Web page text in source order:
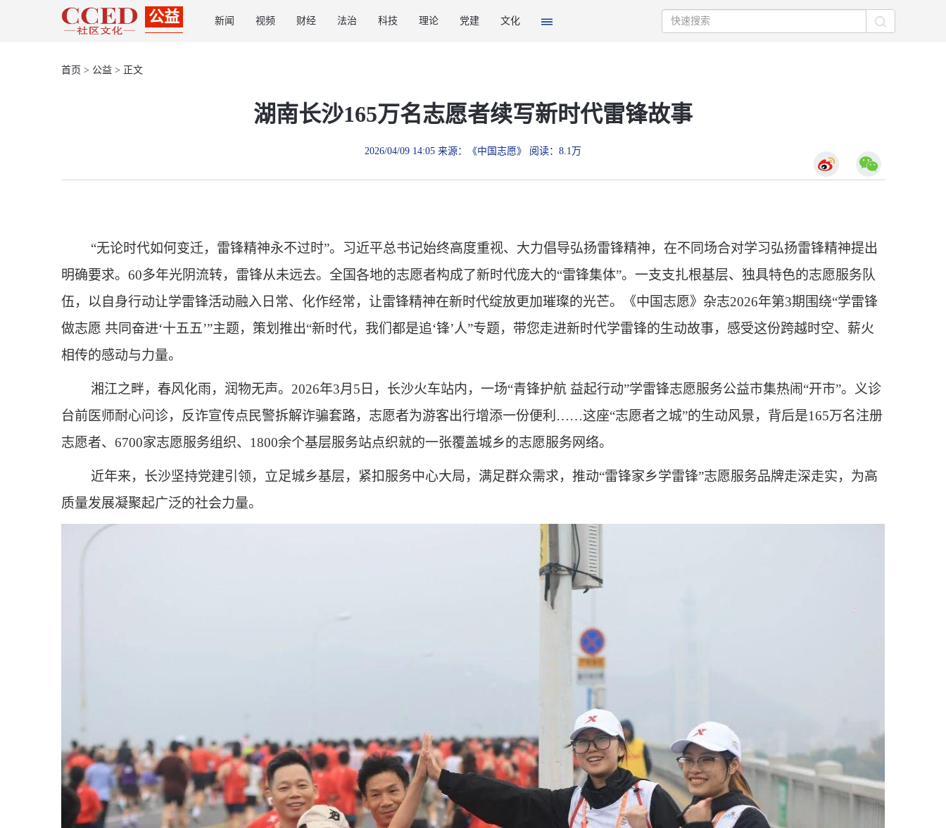
公益 新闻 视频 财经 法治 科技 理论 党建 文化
首页 > 公益 > 正文
湖南长沙165万名志愿者续写新时代雷锋故事
2026/04/09 14:05 来源：《中国志愿》 阅读：8.1万
“无论时代如何变迁，雷锋精神永不过时”。习近平总书记始终高度重视、大力倡导弘扬雷锋精神，在不同场合对学习弘扬雷锋精神提出
明确要求。60多年光阴流转，雷锋从未远去。全国各地的志愿者构成了新时代庞大的“雷锋集体”。一支支扎根基层、独具特色的志愿服务队
伍，以自身行动让学雷锋活动融入日常、化作经常，让雷锋精神在新时代绽放更加璀璨的光芒。《中国志愿》杂志2026年第3期围绕“学雷锋
做志愿 共同奋进‘十五五’”主题，策划推出“新时代，我们都是追‘锋’人”专题，带您走进新时代学雷锋的生动故事，感受这份跨越时空、薪火
相传的感动与力量。
湘江之畔，春风化雨，润物无声。2026年3月5日，长沙火车站内，一场“青锋护航 益起行动”学雷锋志愿服务公益市集热闹“开市”。义诊
台前医师耐心问诊，反诈宣传点民警拆解诈骗套路，志愿者为游客出行增添一份便利……这座“志愿者之城”的生动风景，背后是165万名注册
志愿者、6700家志愿服务组织、1800余个基层服务站点织就的一张覆盖城乡的志愿服务网络。
近年来，长沙坚持党建引领，立足城乡基层，紧扣服务中心大局，满足群众需求，推动“雷锋家乡学雷锋”志愿服务品牌走深走实，为高
质量发展凝聚起广泛的社会力量。